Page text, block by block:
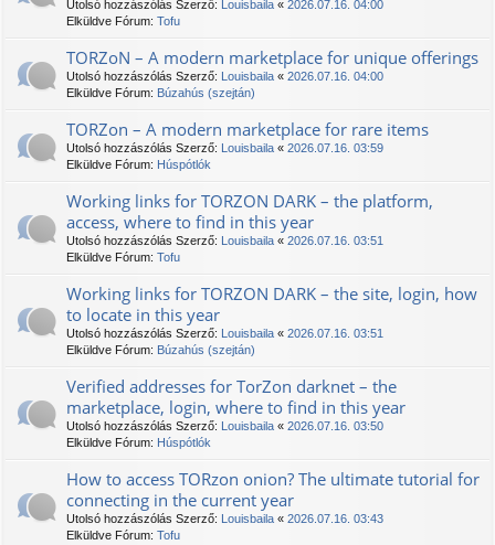
Utolsó hozzászólás Szerző: Louisbaila « 2026.07.16. 04:00
Elküldve Fórum: Tofu
TORZoN – A modern marketplace for unique offerings
Utolsó hozzászólás Szerző: Louisbaila « 2026.07.16. 04:00
Elküldve Fórum: Búzahús (szejtán)
TORZon – A modern marketplace for rare items
Utolsó hozzászólás Szerző: Louisbaila « 2026.07.16. 03:59
Elküldve Fórum: Húspótlók
Working links for TORZON DARK – the platform,
access, where to find in this year
Utolsó hozzászólás Szerző: Louisbaila « 2026.07.16. 03:51
Elküldve Fórum: Tofu
Working links for TORZON DARK – the site, login, how
to locate in this year
Utolsó hozzászólás Szerző: Louisbaila « 2026.07.16. 03:51
Elküldve Fórum: Búzahús (szejtán)
Verified addresses for TorZon darknet – the
marketplace, login, where to find in this year
Utolsó hozzászólás Szerző: Louisbaila « 2026.07.16. 03:50
Elküldve Fórum: Húspótlók
How to access TORzon onion? The ultimate tutorial for
connecting in the current year
Utolsó hozzászólás Szerző: Louisbaila « 2026.07.16. 03:43
Elküldve Fórum: Tofu